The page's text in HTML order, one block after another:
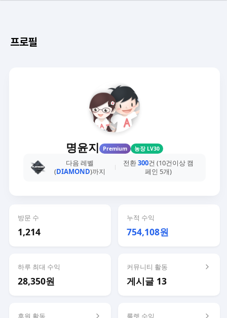
프로필
명윤지 Premium 농장 LV30
다음 레벨
(DIAMOND)까지
전환300건 (10건이상 캠
페인 5개)
방문 수
1,214
누적 수익
754,108원
하루 최대 수익
28,350원
커뮤니티 활동
게시글 13
후원 활동 룰렛 수익